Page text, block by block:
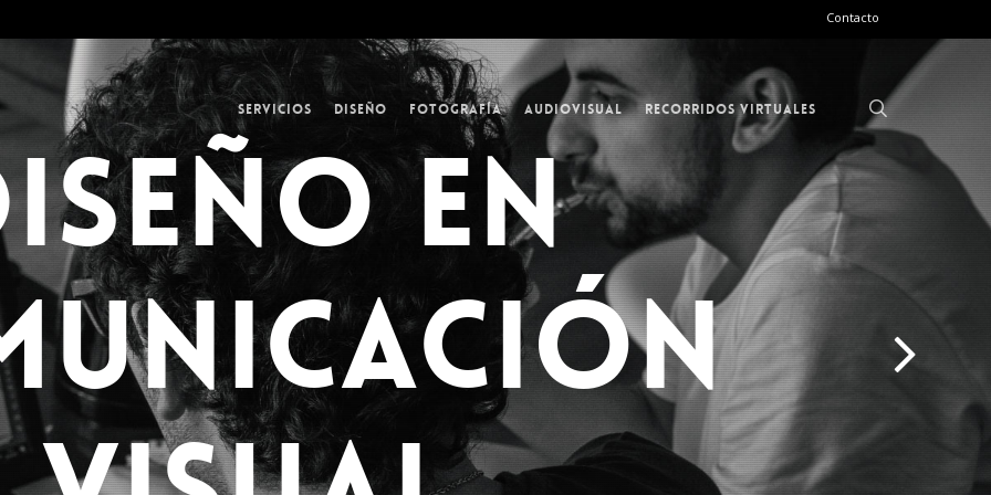
Contacto
Servicios Diseño Fotografía Audiovisual Recorridos Virtuales search
EN